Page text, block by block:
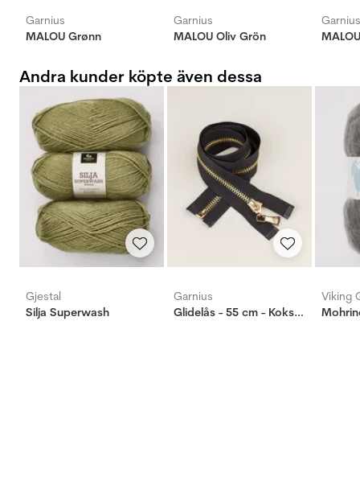
Garnius
MALOU Grønn
Garnius
MALOU Oliv Grön
Garnius
Andra kunder köpte även dessa
Gjestal
Silja Superwash
Garnius
Glidelås - 55 cm - Koksgrå
Viking